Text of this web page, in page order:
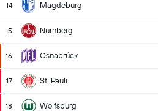
14 Magdeburg
15 Nurnberg
16 Osnabrück
17 St. Pauli
18 Wolfsburg